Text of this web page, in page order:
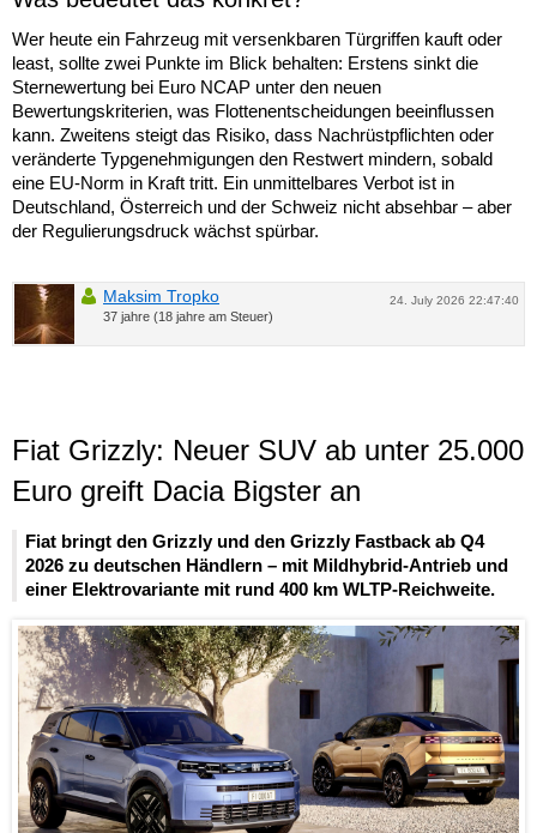
Wer heute ein Fahrzeug mit versenkbaren Türgriffen kauft oder
least, sollte zwei Punkte im Blick behalten: Erstens sinkt die
Sternewertung bei Euro NCAP unter den neuen
Bewertungskriterien, was Flottenentscheidungen beeinflussen
kann. Zweitens steigt das Risiko, dass Nachrüstpflichten oder
veränderte Typgenehmigungen den Restwert mindern, sobald
eine EU-Norm in Kraft tritt. Ein unmittelbares Verbot ist in
Deutschland, Österreich und der Schweiz nicht absehbar – aber
der Regulierungsdruck wächst spürbar.
24. July 2026 22:47:40
Maksim Tropko
37 jahre (18 jahre am Steuer)
Fiat Grizzly: Neuer SUV ab unter 25.000
Euro greift Dacia Bigster an
Fiat bringt den Grizzly und den Grizzly Fastback ab Q4
2026 zu deutschen Händlern – mit Mildhybrid-Antrieb und
einer Elektrovariante mit rund 400 km WLTP-Reichweite.